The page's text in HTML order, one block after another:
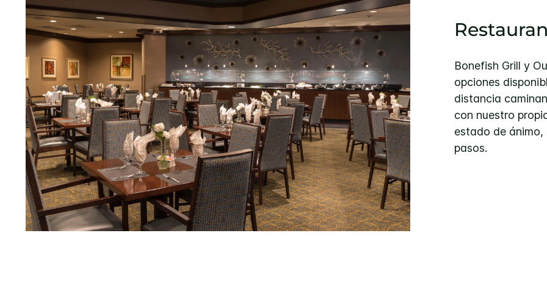
Bonefish Grill y
opciones
distancia
con nuestro
estado de
pasos.